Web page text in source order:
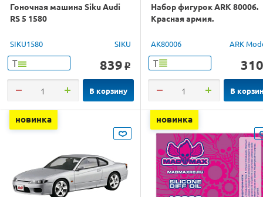
Гоночная машина Siku Audi
RS 5 1580
SIKU1580 SIKU
Т 839 o
В корзину
Набор фигурок ARK 80006.
Красная армия.
AK80006 ARK
Т 310
В
новинка новинка